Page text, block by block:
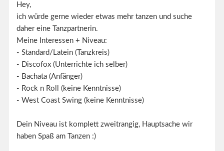
Hey,
ich würde gerne wieder etwas mehr tanzen und suche
daher eine Tanzpartnerin.
Meine Interessen + Niveau:
- Standard/Latein (Tanzkreis)
- Discofox (Unterrichte ich selber)
- Bachata (Anfänger)
- Rock n Roll (keine Kenntnisse)
- West Coast Swing (keine Kenntnisse)
Dein Niveau ist komplett zweitrangig, Hauptsache wir
haben Spaß am Tanzen :)